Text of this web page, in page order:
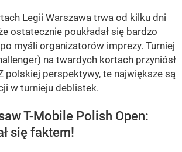
Legii Warszawa trwa od kilku dni
ostatecznie poukładał się bardzo
myśli organizatorów imprezy. Turniej
na twardych kortach przyniósł
polskiej perspektywy, te największe są
w turnieju deblistek.
T-Mobile Polish Open:
się faktem!